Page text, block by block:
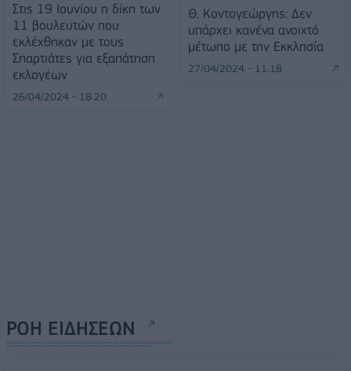
Στις 19 Ιουνίου η δίκη των
11 βουλευτών που
εκλέχθηκαν με τους
Σπαρτιάτες για εξαπάτηση
εκλογέων
26/04/2024 - 18:20
Θ. Κοντογεώργης: Δεν
υπάρχει κανένα ανοιχτό
μέτωπο με την Εκκλησία
27/04/2024 - 11:18
ΡΟΗ ΕΙΔΗΣΕΩΝ